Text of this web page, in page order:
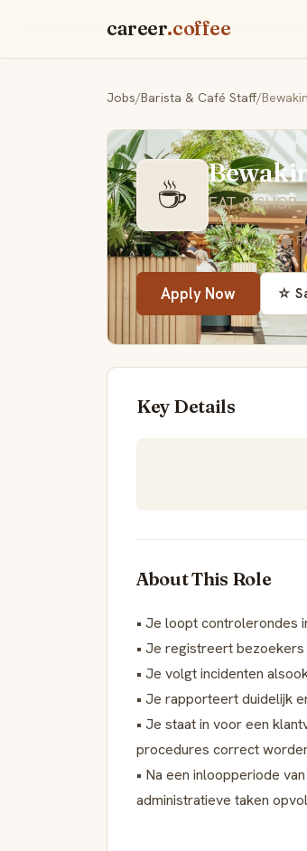
career.coffee
Jobs/Barista & Café Staff/
☕ EAT & SHOP
📍 Wijnegem💼
Apply Now ☆
Key Details
About This Role
• Je loopt controlerondes
• Je registreert
• Je volgt incidenten
• Je rapporteert duidelijk
• Je staat in voor een
procedures correct
• Na een inloopperiode
administratieve taken